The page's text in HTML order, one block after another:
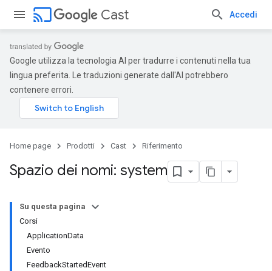
cast Cast Accedi
Google utilizza la tecnologia AI per tradurre i contenuti nella tua
lingua preferita. Le traduzioni generate dall'AI potrebbero
contenere errori.
Home page Prodotti Cast Riferimento
Spazio dei nomi: system
Su questa pagina
Corsi
ApplicationData
Evento
FeedbackStartedEvent